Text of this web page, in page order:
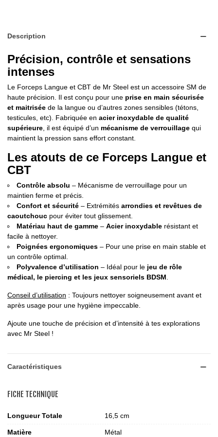
Description
Précision, contrôle et sensations
intenses
Le Forceps Langue et CBT de Mr Steel est un accessoire SM de
haute précision. Il est conçu pour une prise en main sécurisée
et maitrisée de la langue ou d’autres zones sensibles (tétons,
testicules, etc). Fabriquée en acier inoxydable de qualité
supérieure , il est équipé d’un mécanisme de verrouillage qui
maintient la pression sans effort constant.
Les atouts de ce Forceps Langue et
CBT
Contrôle absolu – Mécanisme de verrouillage pour un
maintien ferme et précis.
Confort et sécurité – Extrémités arrondies et revêtues de
caoutchouc pour éviter tout glissement.
Matériau haut de gamme – Acier inoxydable résistant et
facile à nettoyer.
Poignées ergonomiques – Pour une prise en main stable et
un contrôle optimal.
Polyvalence d’utilisation – Idéal pour le jeu de rôle
médical, le piercing et les jeux sensoriels BDSM
Conseil d’utilisation : Toujours nettoyer soigneusement avant et
après usage pour une hygiène impeccable.
Ajoute une touche de précision et d’intensité à tes explorations
avec Mr Steel !
Caractéristiques
FICHE TECHNIQUE
Longueur Totale 16,5 cm
Matière Métal